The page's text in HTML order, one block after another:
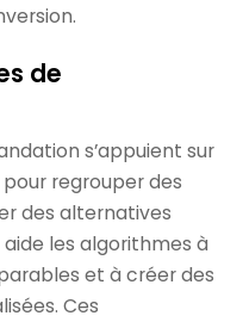
de
s’appuient sur
regrouper des
des alternatives
les algorithmes à
et à créer des
Ces